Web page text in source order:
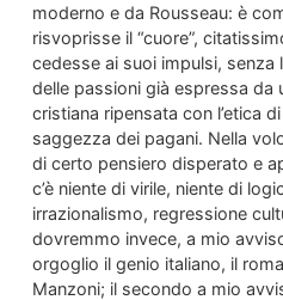
moderno e da Rousseau: è
risvoprisse il “cuore”,
cedesse ai suoi impulsi, senza
delle passioni già espressa da
cristiana ripensata con l’etica
saggezza dei pagani. Nella
di certo pensiero disperato e
c’è niente di virile, niente di
irrazionalismo, regressione
dovremmo invece, a mio
orgoglio il genio italiano, il
Manzoni; il secondo a mio